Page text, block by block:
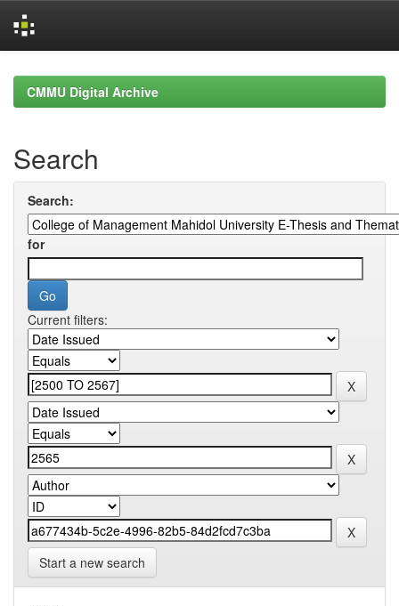
navigationCMMU Digital Archive
Search
Search:
for
Current filters:
Start a new search